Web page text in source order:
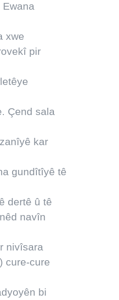
xwe
pir
Çend sala
kar
gundîtîyê tê
dertê û tê
navîn
nivîsara
cure-cure
bi